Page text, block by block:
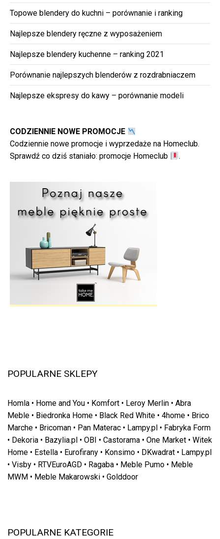
Topowe blendery do kuchni – porównanie i ranking
Najlepsze blendery ręczne z wyposażeniem
Najlepsze blendery kuchenne – ranking 2021
Porównanie najlepszych blenderów z rozdrabniaczem
Najlepsze ekspresy do kawy – porównanie modeli
CODZIENNIE NOWE PROMOCJE
Codziennie nowe promocje i wyprzedaże na Homeclub.
Sprawdź co dziś staniało: promocje Homeclub .
POPULARNE SKLEPY
Homla • Home and You • Komfort • Leroy Merlin • Abra
Meble • Biedronka Home • Black Red White • 4home • Brico
Marche • Bricoman • Pan Materac • Lampy.pl • Fabryka Form
• Dekoria • Bazylia.pl • OBI • Castorama • One Market • Witek
Home • Estella • Eurofirany • Konsimo • DKwadrat • Lampy.pl
• Visby • RTVEuroAGD • Ragaba • Meble Pumo • Meble
MWM • Meble Makarowski • Golddoor
POPULARNE KATEGORIE